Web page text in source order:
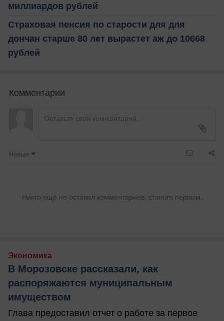
миллиардов рублей
Страховая пенсия по старости для для
дончан старше 80 лет вырастет аж до 10668
рублей
Комментарии
Новые
Никто ещё не оставил комментариев, станьте первым.
Экономика
В Морозовске рассказали, как
распоряжаются муниципальным
имуществом
Глава предоставил отчет о работе за первое